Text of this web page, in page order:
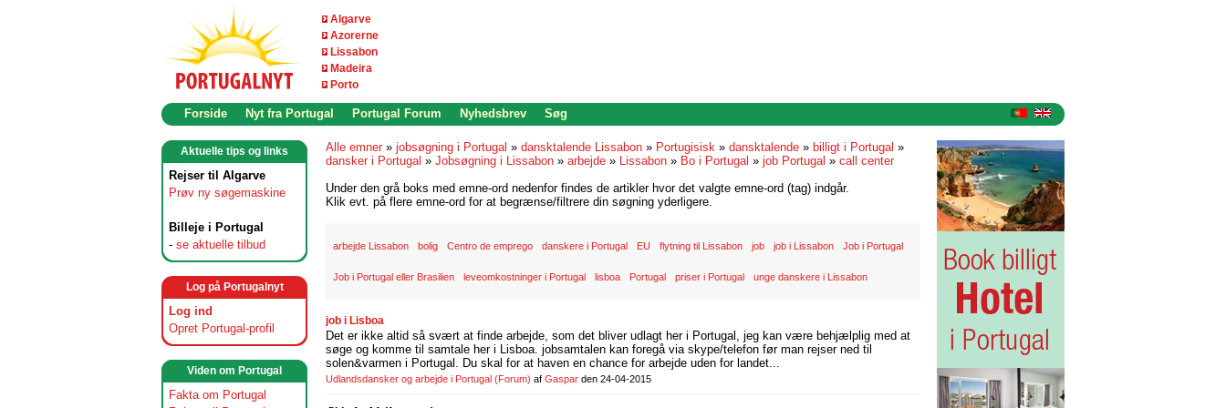
Algarve
Azorerne
Lissabon
Madeira
Porto
Forside Nyt fra Portugal Portugal Forum Nyhedsbrev Søg
Aktuelle tips og links
Rejser til Algarve
Prøv ny søgemaskine
Billeje i Portugal
- se aktuelle tilbud
Log på Portugalnyt
Log ind
Opret Portugal-profil
Viden om Portugal
Fakta om Portugal
Alle emner » jobsøgning i Portugal » dansktalende Lissabon » Portugisisk » dansktalende » billigt i Portugal »
dansker i Portugal » Jobsøgning i Lissabon » arbejde » Lissabon » Bo i Portugal » job Portugal » call center
Under den grå boks med emne-ord nedenfor findes de artikler hvor det valgte emne-ord (tag) indgår.
Klik evt. på flere emne-ord for at begrænse/filtrere din søgning yderligere.
arbejde Lissabon bolig Centro de emprego danskere i Portugal EU flytning til Lissabon job job i Lissabon Job i Portugal
Job i Portugal eller Brasilien leveomkostninger i Portugal lisboa Portugal priser i Portugal unge danskere i Lissabon
job i Lisboa
Det er ikke altid så svært at finde arbejde, som det bliver udlagt her i Portugal, jeg kan være behjælplig med at
søge og komme til samtale her i Lisboa. jobsamtalen kan foregå via skype/telefon før man rejser ned til
solen&varmen i Portugal. Du skal for at haven en chance for arbejde uden for landet...
Udlandsdansker og arbejde i Portugal (Forum) af Gaspar den 24-04-2015